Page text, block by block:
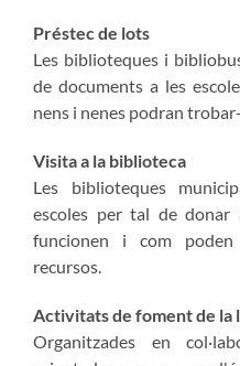
Préstec de lots
Les biblioteques i
de documents a les
nens i nenes podran
Visita a la biblioteca
Les biblioteques
escoles per tal de donar
funcionen i com
recursos.
Activitats de foment de la
Organitzades en